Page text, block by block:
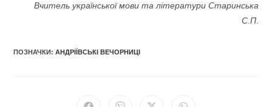
Вчитель української мови та літератури Старинська
С.П.
ПОЗНАЧКИ:АНДРІЇВСЬКІ ВЕЧОРНИЦІ